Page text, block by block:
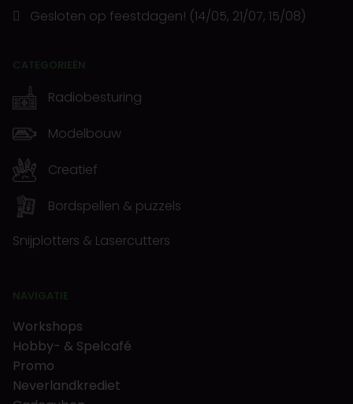
Gesloten op feestdagen! (14/05, 21/07, 15/08)
CATEGORIEËN
Radiobesturing
Modelbouw
Creatief
Bordspellen & puzzels
Snijplotters & Lasercutters
NAVIGATIE
Workshops
Hobby- & Spelcafé
Promo
Neverlandkrediet